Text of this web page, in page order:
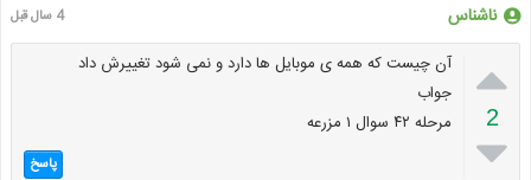
ناشناس 4 سال قبل

2

آن چیست که همه ی موبایل ها دارد و نمی شود تغییرش داد
جواب
مرحله ۴۲ سوال ۱ مزرعه
پاسخ